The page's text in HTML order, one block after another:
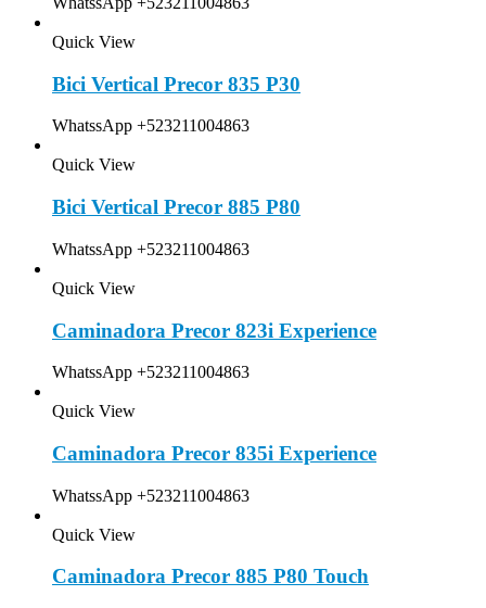
Quick View
Bici Vertical Precor 835 P30
WhatssApp +523211004863
Quick View
Bici Vertical Precor 885 P80
WhatssApp +523211004863
Quick View
Caminadora Precor 823i Experience
WhatssApp +523211004863
Quick View
Caminadora Precor 835i Experience
WhatssApp +523211004863
Quick View
Caminadora Precor 885 P80 Touch